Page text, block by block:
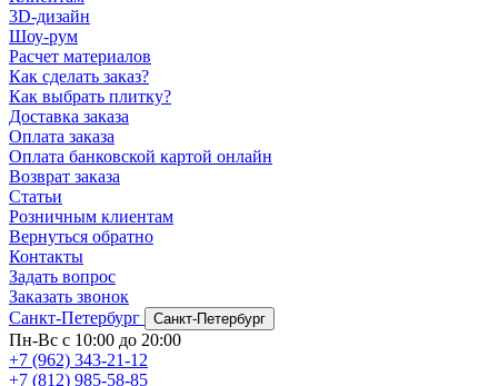
3D-дизайн
Шоу-рум
Расчет материалов
Как сделать заказ?
Как выбрать плитку?
Доставка заказа
Оплата заказа
Оплата банковской картой онлайн
Возврат заказа
Статьи
Розничным клиентам
Вернуться обратно
Контакты
Задать вопрос
Заказать звонок
Санкт-Петербург
Санкт-Петербург
Пн-Вс с 10:00 до 20:00
+7 (962) 343-21-12
+7 (812) 985-58-85